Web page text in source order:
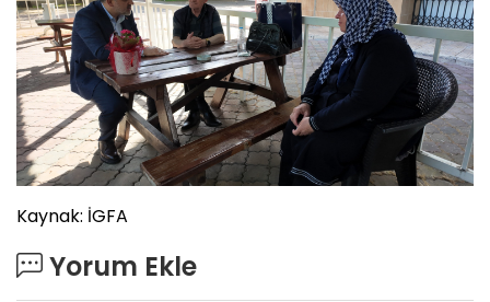
Kaynak: İGFA
Yorum Ekle